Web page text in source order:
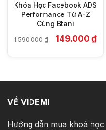
Khóa Học Facebook ADS
Performance Từ A-Z
Cùng Btani
1.590.000₫ Giá
gốc
149.000 ₫Giá
hiện
VỀ VIDEMI
Hướng dẫn mua khoá học